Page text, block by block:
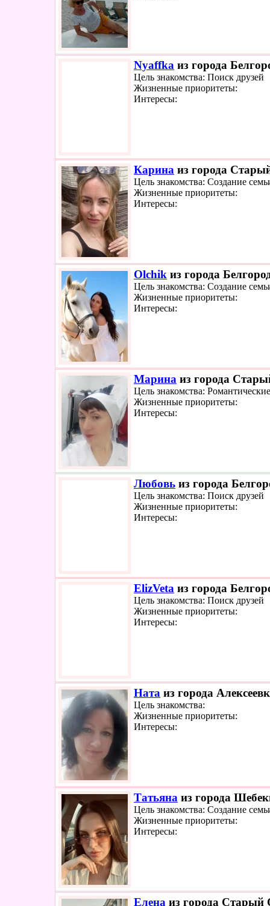
Nyaffka из города
Цель знакомства: Поиск друзей
Жизненные приоритеты:
Интересы:
Карина из города
Цель знакомства: Создание
Жизненные приоритеты:
Интересы:
Olchik из города
Цель знакомства: Создание
Жизненные приоритеты:
Интересы:
Марина из города
Цель знакомства:
Жизненные приоритеты:
Интересы:
Любовь из города
Цель знакомства: Поиск друзей
Жизненные приоритеты:
Интересы:
ElizVeta из города
Цель знакомства: Поиск друзей
Жизненные приоритеты:
Интересы:
Ната из города
Цель знакомства:
Жизненные приоритеты:
Интересы:
Татьяна из города
Цель знакомства: Создание
Жизненные приоритеты:
Интересы:
Елена из города Старый